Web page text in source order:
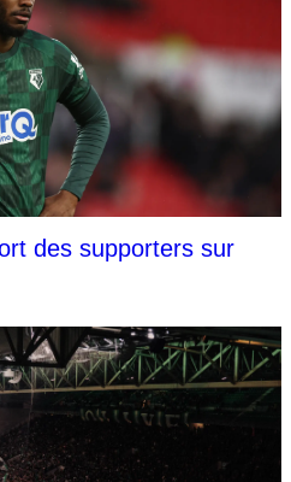
des supporters sur